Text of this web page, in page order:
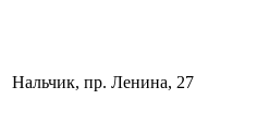
Нальчик, пр. Ленина, 27